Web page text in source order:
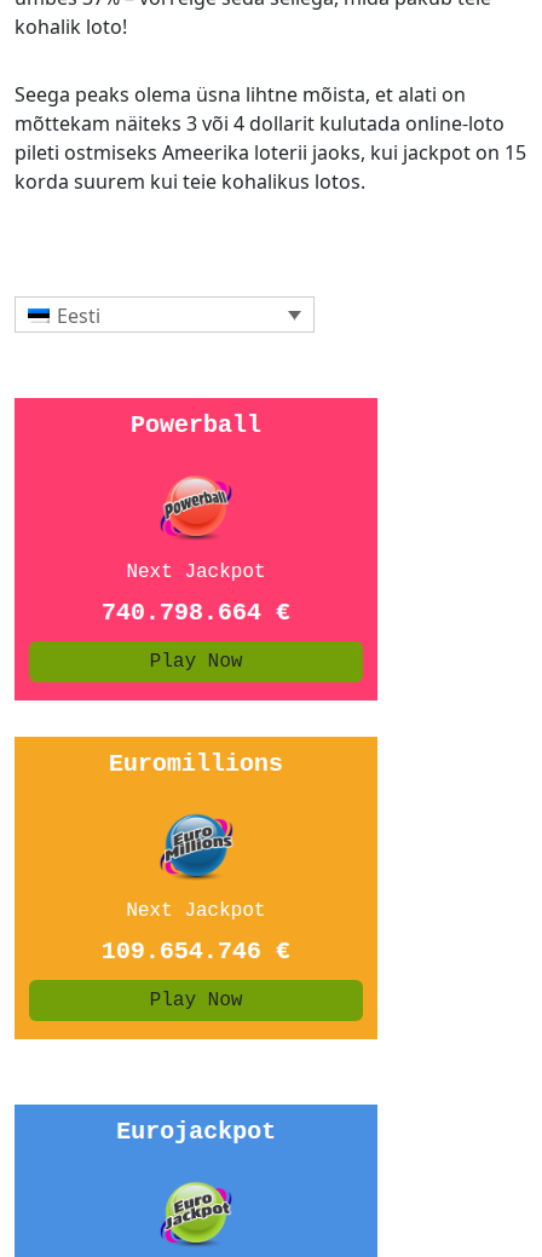
kohalik loto!
Seega peaks olema üsna lihtne mõista, et alati on
mõttekam näiteks 3 või 4 dollarit kulutada online-loto
pileti ostmiseks Ameerika loterii jaoks, kui jackpot on 15
korda suurem kui teie kohalikus lotos.
Eesti